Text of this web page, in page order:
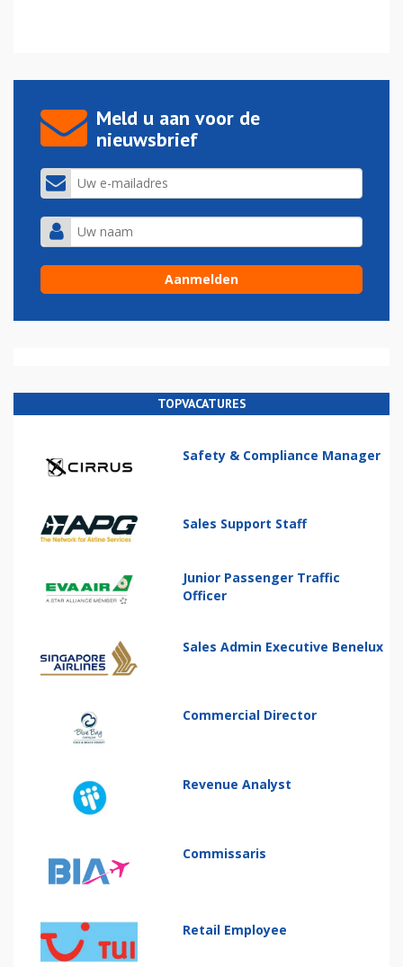
Meld u aan voor de
nieuwsbrief
TOPVACATURES
Safety & Compliance Manager
Sales Support Staff
Junior Passenger Traffic
Officer
Sales Admin Executive Benelux
Commercial Director
Revenue Analyst
Commissaris
Retail Employee